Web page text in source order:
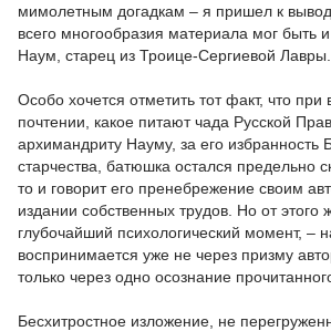
мимолетным догадкам – я пришел к
всего многообразия материала мог быть
Наум, старец из Троице-Сергиевой Лавры.
Особо хочется отметить тот факт, что
почтении, какое питают чада Русской
архимандриту Науму, за его избранность
старчества, батюшка остался предельно
то и говорит его пренебрежение своим
издании собственных трудов. Но от этого
глубочайший психологический момент, –
воспринимается уже не через призму
только через одно осознание
Бесхитростное изложение, не